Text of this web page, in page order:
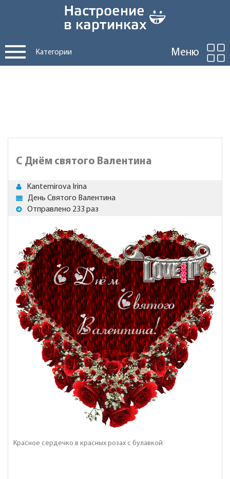
Категории Меню
С Днём святого Валентина
Kantemirova Irina
День Святого Валентина
Отправлено 233 раз
Красное сердечко в красных розах с булавкой